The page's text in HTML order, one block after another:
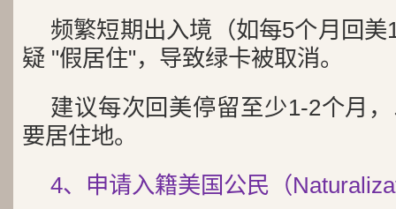
频繁短期出入境（如每5个月回
疑 "假居住"，导致绿卡被取消。
建议每次回美停留至少1-2个月
要居住地。
4、申请入籍美国公民（